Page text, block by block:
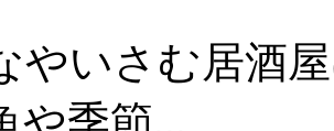
やいさむ居酒
や季節...